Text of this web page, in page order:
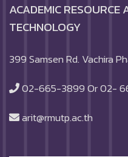
ACADEMIC RESOURCE
TECHNOLOGY
399 Samsen Rd. Vachira
02-665-3899 Or 02-
arit@rmutp.ac.th